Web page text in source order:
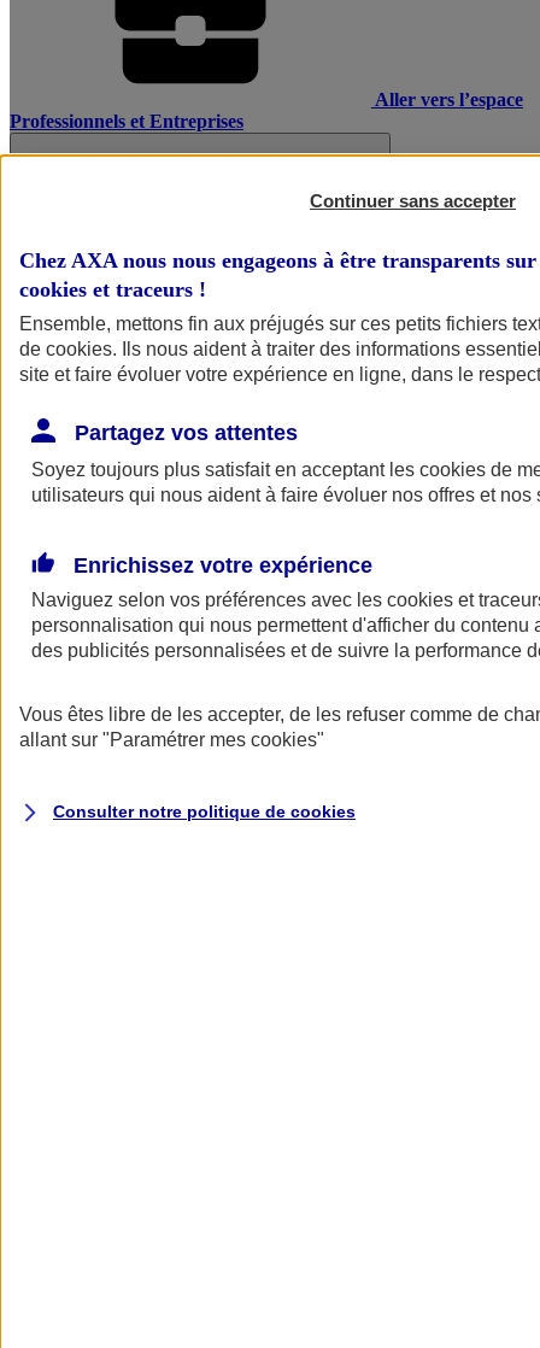
Aller vers l’espace
Professionnels et Entreprises
AXA Assurance
Continuer sans accepter
Chez AXA nous nous engageons à être transparents
cookies et traceurs !
Ensemble, mettons fin aux préjugés sur ces petits fichiers
de cookies. Ils nous aident à traiter des informations
site et faire évoluer votre expérience en ligne, dans le
Partagez vos attentes
Soyez toujours plus satisfait en acceptant les cookies de
utilisateurs qui nous aident à faire évoluer nos offres et nos
Enrichissez votre expérience
Naviguez selon vos préférences avec les cookies et
personnalisation qui nous permettent d'afficher du contenu
des publicités personnalisées et de suivre la performance
Vous êtes libre de les accepter, de les refuser comme de
allant sur "Paramétrer mes cookies"
Consulter notre politique de cookies